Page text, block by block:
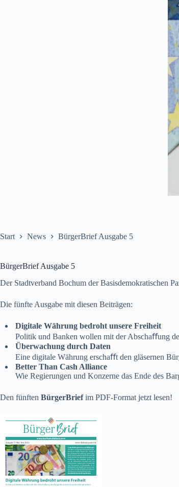
Start News BürgerBrief Ausgabe 5
BürgerBrief Ausgabe 5
Der Stadtverband Bochum der Basisdemokratischen
Die fünfte Ausgabe mit diesen Beiträgen:
Digitale Währung bedroht unsere Freiheit
Politik und Banken wollen mit der Abschaﬀung
Überwachung durch Daten
Eine digitale Währung erschaﬀt den gläsernen
Better Than Cash Alliance
Wie Regierungen und Konzerne das Ende des
Den fünften BürgerBriefim PDF-Format jetzt lesen!